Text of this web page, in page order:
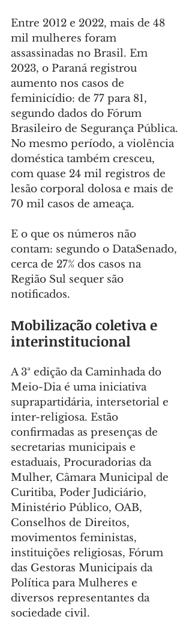
Entre 2012 e 2022, mais de 48
mil mulheres foram
assassinadas no Brasil. Em
2023, o Paraná registrou
aumento nos casos de
feminicídio: de 77 para 81,
segundo dados do Fórum
Brasileiro de Segurança Pública.
No mesmo período, a violência
doméstica também cresceu,
com quase 24 mil registros de
lesão corporal dolosa e mais de
70 mil casos de ameaça.
E o que os números não
contam: segundo o DataSenado,
cerca de 27% dos casos na
Região Sul sequer são
notificados.
Mobilização coletiva e
interinstitucional
A 3ª edição da Caminhada do
Meio-Dia é uma iniciativa
suprapartidária, intersetorial e
inter-religiosa. Estão
confirmadas as presenças de
secretarias municipais e
estaduais, Procuradorias da
Mulher, Câmara Municipal de
Curitiba, Poder Judiciário,
Ministério Público, OAB,
Conselhos de Direitos,
movimentos feministas,
instituições religiosas, Fórum
das Gestoras Municipais da
Política para Mulheres e
diversos representantes da
sociedade civil.